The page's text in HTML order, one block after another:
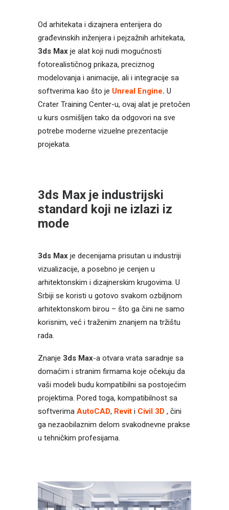
Od arhitekata i dizajnera enterijera do
građevinskih inženjera i pejzažnih arhitekata,
3ds Maxje alat koji nudi mogućnosti
fotorealističnog prikaza, preciznog
modelovanja i animacije, ali i integracije sa
softverima kao što je Unreal Engine. U
Crater Training Center-u, ovaj alat je pretočen
u kurs osmišljen tako da odgovori na sve
potrebe moderne vizuelne prezentacije
projekata.
3ds Max je industrijski
standard koji ne izlazi iz
mode
3ds Maxje decenijama prisutan u industriji
vizualizacije, a posebno je cenjen u
arhitektonskim i dizajnerskim krugovima. U
Srbiji se koristi u gotovo svakom ozbiljnom
arhitektonskom birou – što ga čini ne samo
korisnim, već i traženim znanjem na tržištu
rada.
Znanje 3ds Max-a otvara vrata saradnje sa
domaćim i stranim firmama koje očekuju da
vaši modeli budu kompatibilni sa postojećim
projektima. Pored toga, kompatibilnost sa
softverima AutoCAD, Reviti Civil 3D, čini
ga nezaobilaznim delom svakodnevne prakse
u tehničkim profesijama.